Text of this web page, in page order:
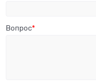
Вопрос